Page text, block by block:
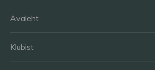
Avaleht
Klubist